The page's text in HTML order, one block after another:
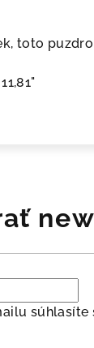
toto
súhlasíte